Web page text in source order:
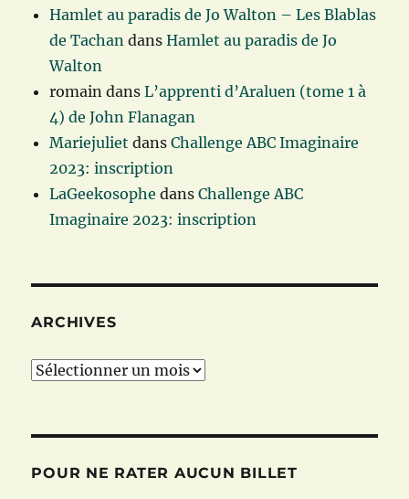
Hamlet au paradis de Jo Walton – Les Blablas
de Tachan dansHamlet au paradis de Jo
Walton
romain dansL’apprenti d’Araluen (tome 1 à
4) de John Flanagan
Mariejuliet dansChallenge ABC Imaginaire
2023: inscription
LaGeekosophe dansChallenge ABC
Imaginaire 2023: inscription
ARCHIVES
Archives
POUR NE RATER AUCUN BILLET